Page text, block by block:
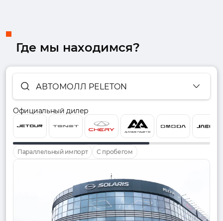
Где мы находимся?
АВТОМОЛЛ PELETON
Официальный дилер
Параллельный импорт С пробегом